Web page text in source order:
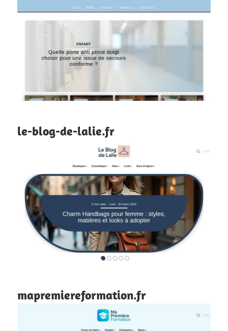
le-blog-de-lalie.fr
mapremiereformation.fr